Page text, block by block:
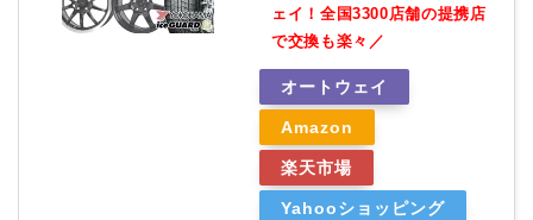
ェイ！全国3300店舗の提携店
で交換も楽々／
オートウェイ
Amazon
楽天市場
Yahooショッピング